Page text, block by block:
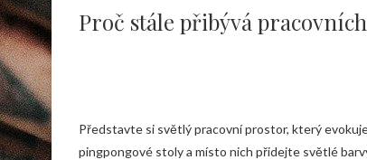
Proč stále přibývá
Představte si světlý pracovní prostor, který
pingpongové stoly a místo nich přidejte světlé